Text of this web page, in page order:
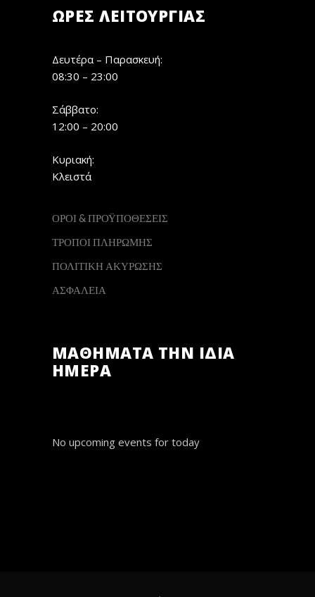
ΏΡΕΣ ΛΕΙΤΟΥΡΓΊΑΣ
Δευτέρα – Παρασκευή:
08:30 – 23:00
Σάββατο:
12:00 – 20:00
Κυριακή:
Κλειστά
ΟΡΟΙ & ΠΡΟΫΠΟΘΕΣΕΙΣ
ΤΡΟΠΟΙ ΠΛΗΡΩΜΗΣ
ΠΟΛΙΤΙΚΗ ΑΚΥΡΩΣΗΣ
ΑΣΦΑΛΕΙΑ
ΜΑΘΗΜΑΤΑ ΤΗΝ ΙΔΙΑ
ΗΜΕΡΑ
No upcoming events for today